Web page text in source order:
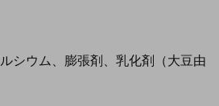
シウム、膨張剤、乳化剤（大豆由